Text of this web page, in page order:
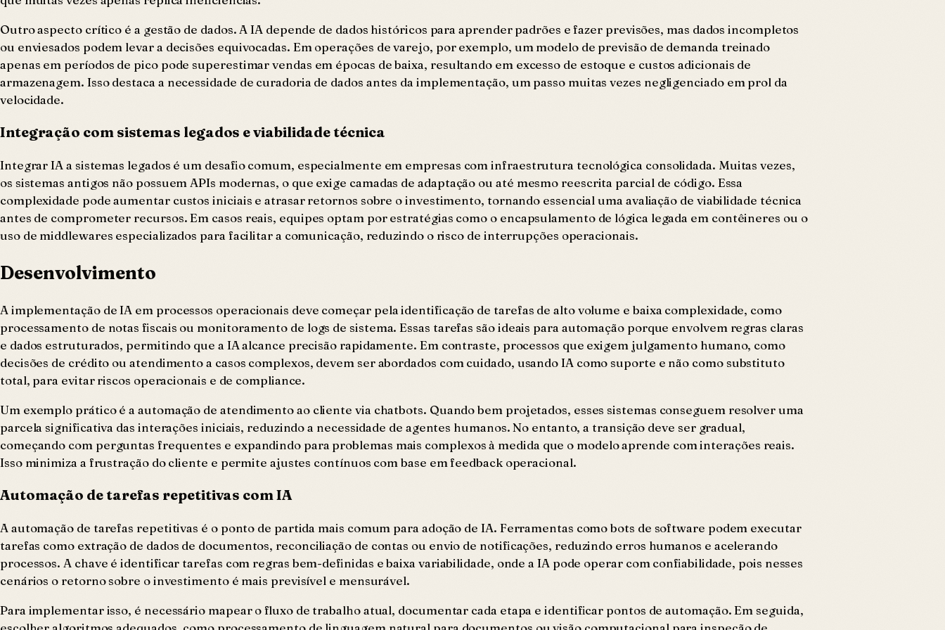
Outro aspecto crítico é a gestão de dados. A IA depende de dados históricos para aprender padrões e fazer previsões, mas dados incompletos
ou enviesados podem levar a decisões equivocadas. Em operações de varejo, por exemplo, um modelo de previsão de demanda treinado
apenas em períodos de pico pode superestimar vendas em épocas de baixa, resultando em excesso de estoque e custos adicionais de
armazenagem. Isso destaca a necessidade de curadoria de dados antes da implementação, um passo muitas vezes negligenciado em prol da
velocidade.
Integração com sistemas legados e viabilidade técnica
Integrar IA a sistemas legados é um desafio comum, especialmente em empresas com infraestrutura tecnológica consolidada. Muitas vezes,
os sistemas antigos não possuem APIs modernas, o que exige camadas de adaptação ou até mesmo reescrita parcial de código. Essa
complexidade pode aumentar custos iniciais e atrasar retornos sobre o investimento, tornando essencial uma avaliação de viabilidade técnica
antes de comprometer recursos. Em casos reais, equipes optam por estratégias como o encapsulamento de lógica legada em contêineres ou o
uso de middlewares especializados para facilitar a comunicação, reduzindo o risco de interrupções operacionais.
Desenvolvimento
A implementação de IA em processos operacionais deve começar pela identificação de tarefas de alto volume e baixa complexidade, como
processamento de notas fiscais ou monitoramento de logs de sistema. Essas tarefas são ideais para automação porque envolvem regras claras
e dados estruturados, permitindo que a IA alcance precisão rapidamente. Em contraste, processos que exigem julgamento humano, como
decisões de crédito ou atendimento a casos complexos, devem ser abordados com cuidado, usando IA como suporte e não como substituto
total, para evitar riscos operacionais e de compliance.
Um exemplo prático é a automação de atendimento ao cliente via chatbots. Quando bem projetados, esses sistemas conseguem resolver uma
parcela significativa das interações iniciais, reduzindo a necessidade de agentes humanos. No entanto, a transição deve ser gradual,
começando com perguntas frequentes e expandindo para problemas mais complexos à medida que o modelo aprende com interações reais.
Isso minimiza a frustração do cliente e permite ajustes contínuos com base em feedback operacional.
Automação de tarefas repetitivas com IA
A automação de tarefas repetitivas é o ponto de partida mais comum para adoção de IA. Ferramentas como bots de software podem executar
tarefas como extração de dados de documentos, reconciliação de contas ou envio de notificações, reduzindo erros humanos e acelerando
processos. A chave é identificar tarefas com regras bem-definidas e baixa variabilidade, onde a IA pode operar com confiabilidade, pois nesses
cenários o retorno sobre o investimento é mais previsível e mensurável.
Para implementar isso, é necessário mapear o fluxo de trabalho atual, documentar cada etapa e identificar pontos de automação. Em seguida,